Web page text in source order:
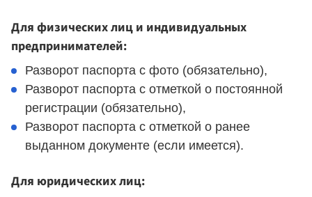
Для физических лиц и индивидуальных
предпринимателей:
Разворот паспорта с фото (обязательно),
Разворот паспорта с отметкой о постоянной
регистрации (обязательно),
Разворот паспорта с отметкой о ранее
выданном документе (если имеется).
Для юридических лиц: